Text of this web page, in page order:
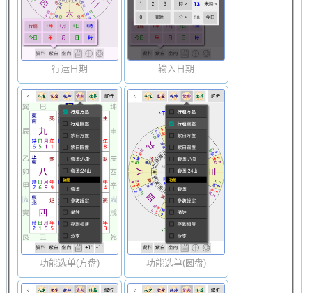
行运日期 输入日期
功能选单(方盘) 功能选单(圆盘)